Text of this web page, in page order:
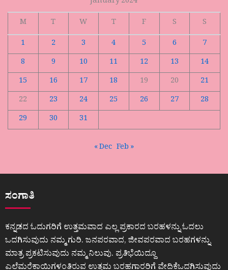
M
T W T F S
S
1
2 3 4 5 6
7
8
9 10 11 12 13
14
15
16 17 18 19 20
21
22
23 24 25 26 27
28
29
30 31
« Dec Feb »
ಸಂಗಾತಿ
ಕನ್ನಡದ ಓದುಗರಿಗೆ ಉತ್ತಮವಾದ ಎಲ್ಲ ಪ್ರಕಾರದ ಬರಹಳನ್ನು ಓದಲು
ಒದಗಿಸುವುದು ನಮ್ಮ ಗುರಿ. ಜನಪರವಾದ, ಜೀವಪರವಾದ ಬರಹಗಳನ್ನು
ಮಾತ್ರ ಪ್ರಕಟಿಸುವುದು ನಮ್ಮ ನಿಲುವು. ಪ್ರತಿಭೆಯಿದ್ದೂ